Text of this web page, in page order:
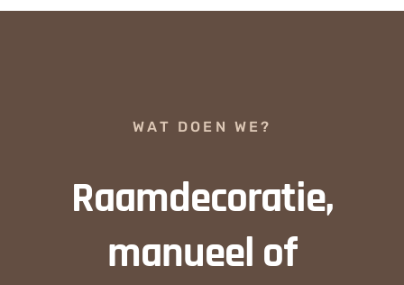
WAT DOEN WE?
Raamdecoratie,
manueel of